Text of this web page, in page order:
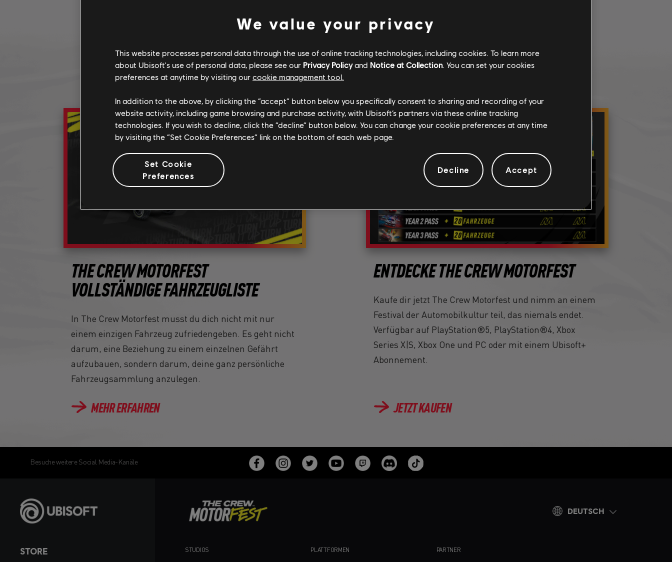
MEHR ENTDECKEN
THE CREW MOTORFEST
VOLLSTÄNDIGE FAHRZEUGLISTE
In The Crew Motorfest musst du dich nicht mit nur
einem einzigen Fahrzeug zufriedengeben. Es geht nicht
darum, eine Beziehung zu einem einzelnen Gefährt
aufzubauen, sondern darum, deine ganz persönliche
Fahrzeugsammlung anzulegen.
MEHR ERFAHREN
ENTDECKE THE CREW MOTORFEST
Kaufe dir jetzt The Crew Motorfest und nimm an einem
Festival der Automobilkultur teil, das niemals endet.
Verfügbar auf PlayStation®5, PlayStation®4, Xbox
Series X|S, Xbox One und PC oder mit einem Ubisoft+
Abonnement.
JETZT KAUFEN
Besuche weitere Social Media-Kanäle
STORE
STUDIOS PLATTFORMEN PARTNER
DEUTSCH
We value your privacy
This website processes personal data through the use of online tracking technologies, including cookies. To learn more
about Ubisoft's use of personal data, please see our Privacy Policyand Notice at Collection. You can set your cookies
preferences at anytime by visiting our cookie management tool.
In addition to the above, by clicking the “accept” button below you specifically consent to sharing and recording of your
website activity, including game browsing and purchase activity, with Ubisoft’s partners via these online tracking
technologies. If you wish to decline, click the “decline” button below. You can change your cookie preferences at any time
by visiting the “Set Cookie Preferences” link on the bottom of each web page.
Set Cookie
Preferences
Decline Accept